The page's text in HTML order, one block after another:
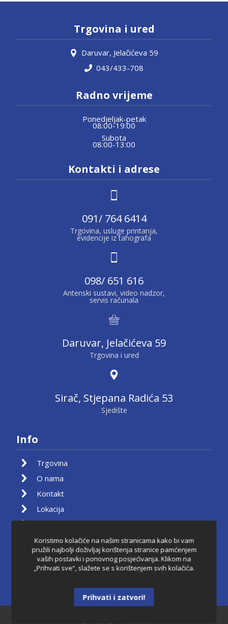
Trgovina i ured
Daruvar, Jelačićeva 59
043/433-708
Radno vrijeme
Ponedjeljak-petak
08:00-19:00
Subota
08:00-13:00
Kontakti i adrese
091/ 764 6414
Trgovina, usluge printanja,
evidencije iz tahografa
098/ 651 616
Antenski sustavi, video nadzor,
servis računala
Daruvar, Jelačićeva 59
Trgovina i ured
Sirač, Stjepana Radića 53
Sjedište
Info
Trgovina
O nama
Kontakt
Lokacija
Košarica
Pravila privatnosti
Uvjeti korištenja
Raskid ugovora
Koristimo kolačiće na našim stranicama kako bi vam
pružili najbolji doživljaj korištenja stranice pamćenjem
vaših postavki i ponovnog posjećivanja. Klikom na
„Prihvati sve“, slažete se s korištenjem svih kolačića.
Prihvati i zatvori!